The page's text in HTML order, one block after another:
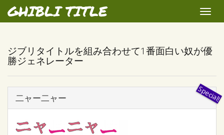
GHIBLI TITLE
Toggle
ジブリタイトルを組み合わせて1番面白い奴が優
勝ジェネレーター
二ャー二ャー